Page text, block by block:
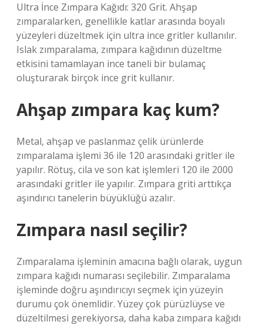
Ultra İnce Zımpara Kağıdı: 320 Grit. Ahşap
zımparalarken, genellikle katlar arasında boyalı
yüzeyleri düzeltmek için ultra ince gritler kullanılır.
Islak zımparalama, zımpara kağıdının düzeltme
etkisini tamamlayan ince taneli bir bulamaç
oluşturarak birçok ince grit kullanır.
Ahşap zımpara kaç kum?
Metal, ahşap ve paslanmaz çelik ürünlerde
zımparalama işlemi 36 ile 120 arasındaki gritler ile
yapılır. Rötuş, cila ve son kat işlemleri 120 ile 2000
arasındaki gritler ile yapılır. Zımpara griti arttıkça
aşındırıcı tanelerin büyüklüğü azalır.
Zımpara nasıl seçilir?
Zımparalama işleminin amacına bağlı olarak, uygun
zımpara kağıdı numarası seçilebilir. Zımparalama
işleminde doğru aşındırıcıyı seçmek için yüzeyin
durumu çok önemlidir. Yüzey çok pürüzlüyse ve
düzeltilmesi gerekiyorsa, daha kaba zımpara kağıdı